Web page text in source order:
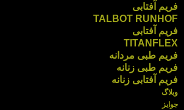
فریم آفتابی
TALBOT RUNHOF
فریم آفتابی
TITANFLEX
فریم طبی مردانه
فریم طبی زنانه
فریم آفتابی زنانه
وبلاگ
جوایز